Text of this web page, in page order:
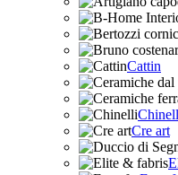
Cattin
Cre art